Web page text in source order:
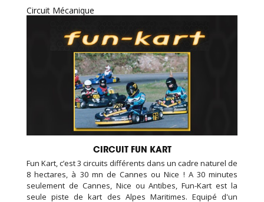
Circuit Mécanique
CIRCUIT FUN KART
Fun Kart, c’est 3 circuits différents dans un cadre naturel de
8 hectares, à 30 mn de Cannes ou Nice ! A 30 minutes
seulement de Cannes, Nice ou Antibes, Fun-Kart est la
seule piste de kart des Alpes Maritimes. Equipé d'un